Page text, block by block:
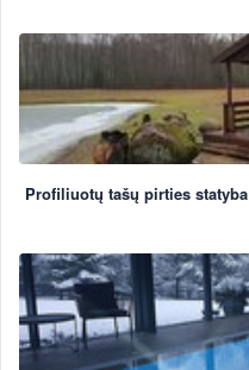
Profiliuotų tašų pirties statyba